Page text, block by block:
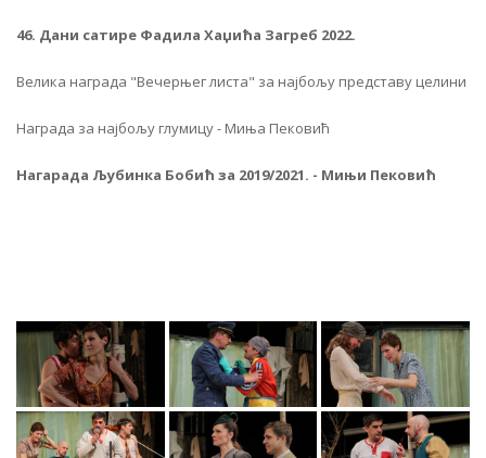
46. Дани сатире Фадила Хаџића Загреб 2022.
Велика награда "Вечерњег листа" за најбољу представу целини
Награда за најбољу глумицу - Миња Пековић
Нагарада Љубинка Бобић за 2019/2021. - Мињи Пековић